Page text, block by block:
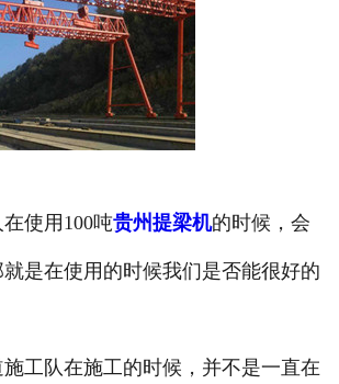
使用100吨贵州提梁机的时候，会
是在使用的时候我们是否能很好的
队在施工的时候，并不是一直在